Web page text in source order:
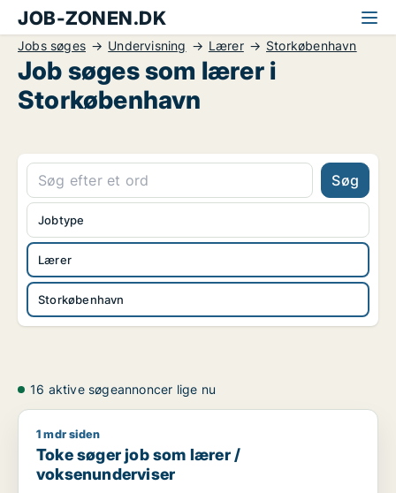
JOB-ZONEN.DK
Jobs søges Undervisning Lærer Storkøbenhavn
Job søges som lærer i
Storkøbenhavn
Søg
Lærer
Storkøbenhavn
Jobtype
16 aktive søgeannoncer lige nu
Toke søger job som lærer / voksenunderviser
1 mdr siden
Toke søger job som lærer /
voksenunderviser